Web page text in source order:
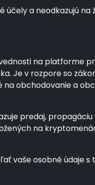
a neodkazujú
na platforme
Je v rozpore so
obchodovanie a
predaj,
na
vaše osobné údaje